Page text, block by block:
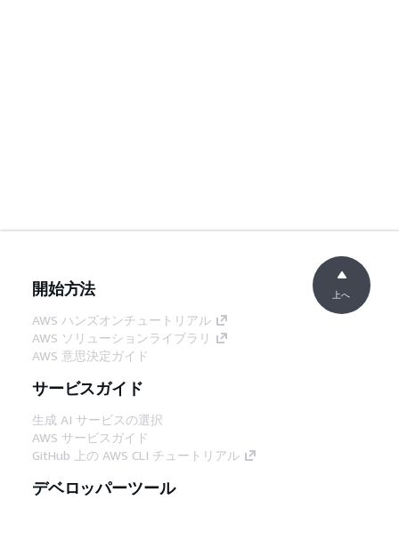
開始方法
AWS ハンズオンチュートリアル
AWS ソリューションライブラリ
AWS 意思決定ガイド
サービスガイド
生成 AI サービスの選択
AWS サービスガイド
GitHub 上の AWS CLI チュートリアル
デベロッパーツール
上へ